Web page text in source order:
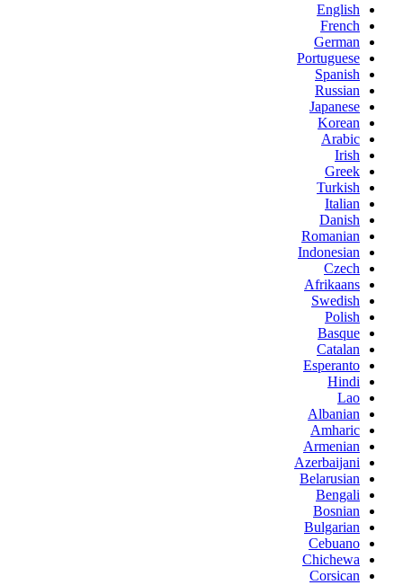
English
French
German
Portuguese
Spanish
Russian
Japanese
Korean
Arabic
Irish
Greek
Turkish
Italian
Danish
Romanian
Indonesian
Czech
Afrikaans
Swedish
Polish
Basque
Catalan
Esperanto
Hindi
Lao
Albanian
Amharic
Armenian
Azerbaijani
Belarusian
Bengali
Bosnian
Bulgarian
Cebuano
Chichewa
Corsican